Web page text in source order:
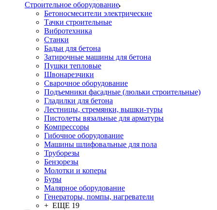
Строительное оборудование
Бетоносмесители электрические
Тачки строительные
Вибротехника
Станки
Бадьи для бетона
Затирочные машины для бетона
Пушки тепловые
Швонарезчики
Сварочное оборудование
Подъемники фасадные (люльки строительные)
Гладилки для бетона
Лестницы, стремянки, вышки-туры
Пистолеты вязальные для арматуры
Компрессоры
Гибочное оборудование
Машины шлифовальные для пола
Труборезы
Бензорезы
Молотки и коперы
Буры
Малярное оборудование
Генераторы, помпы, нагреватели
+ ЕЩЕ 19